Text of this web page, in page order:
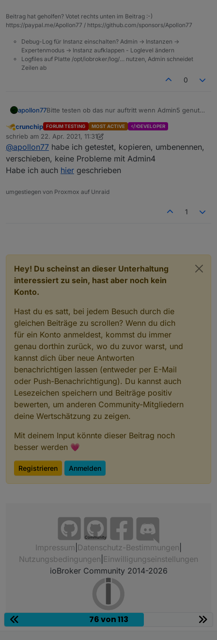
Beitrag hat geholfen? Votet rechts unten im Beitrag :-)
https://paypal.me/Apollon77 / https://github.com/sponsors/Apollon77
Debug-Log für Instanz einschalten? Admin -> Instanzen ->
Expertenmodus -> Instanz aufklappen - Loglevel ändern
Logfiles auf Platte /opt/iobroker/log/… nutzen, Admin schneidet
Zeilen ab
0
apollon77Bitte testen ob das nur auftritt wenn Admin5 genutzt
Javascript version oder am Admin?? Das eine Issue
ist zu Admin verschiben worden
Abwesend
crunchip FORUM TESTING MOST ACTIVE DEVELOPER
schrieb am 22. Apr. 2021, 11:31
zuletzt editiert von crunchip
@apollon77 habe ich getestet, kopieren, umbenennen,
verschieben, keine Probleme mit Admin4
Habe ich auch hier geschrieben
umgestiegen von Proxmox auf Unraid
1
Hey! Du scheinst an dieser Unterhaltung
interessiert zu sein, hast aber noch kein
Konto.
Hast du es satt, bei jedem Besuch durch die
gleichen Beiträge zu scrollen? Wenn du dich
für ein Konto anmeldest, kommst du immer
genau dorthin zurück, wo du zuvor warst, und
kannst dich über neue Antworten
benachrichtigen lassen (entweder per E-Mail
oder Push-Benachrichtigung). Du kannst auch
Lesezeichen speichern und Beiträge positiv
bewerten, um anderen Community-Mitgliedern
deine Wertschätzung zu zeigen.
Mit deinem Input könnte dieser Beitrag noch
besser werden 💗
Registrieren Anmelden
Community
Impressum Datenschutz-Bestimmungen
Nutzungsbedingungen Einwilligungseinstellungen
ioBroker Community 2014-2026
76 von 113